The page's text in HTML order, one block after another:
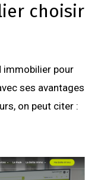
choisir
immobilier pour
ses avantages
on peut citer :